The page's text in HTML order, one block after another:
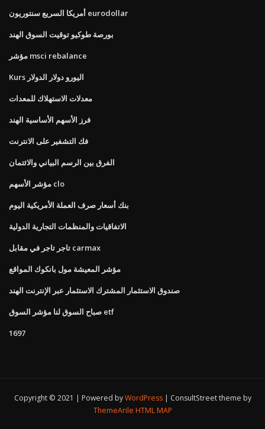
أمريكا السريع سنتوريون eurodollar
بورصة طوكيو توقيت السوق الهند
مؤشر msci rebalance
Kurs اليورو دولار الدولار
معدلات الاستهلاك للمعدات
فرز الأسهم الأساسية الهند
فك التشفير على الانترنت
الفرق بين الرسم البياني والائتمان
مؤشر الأسهم clo
بنك أسعار صرف العملة الأمريكية اليوم
الاتفاقيات والمنظمات التجارية الدولية
تاجر تاجر في مقابل carmax
مؤشر المعيشة مول بانكوك المواقع
صندوق الاستثمار المشترك الاستثمار عبر الإنترنت الهند
صباح السوق لنا مؤشر السوق etf
1697
Copyright © 2021 | Powered byWordPress
ConsultStreet theme by
ThemeArile HTML MAP